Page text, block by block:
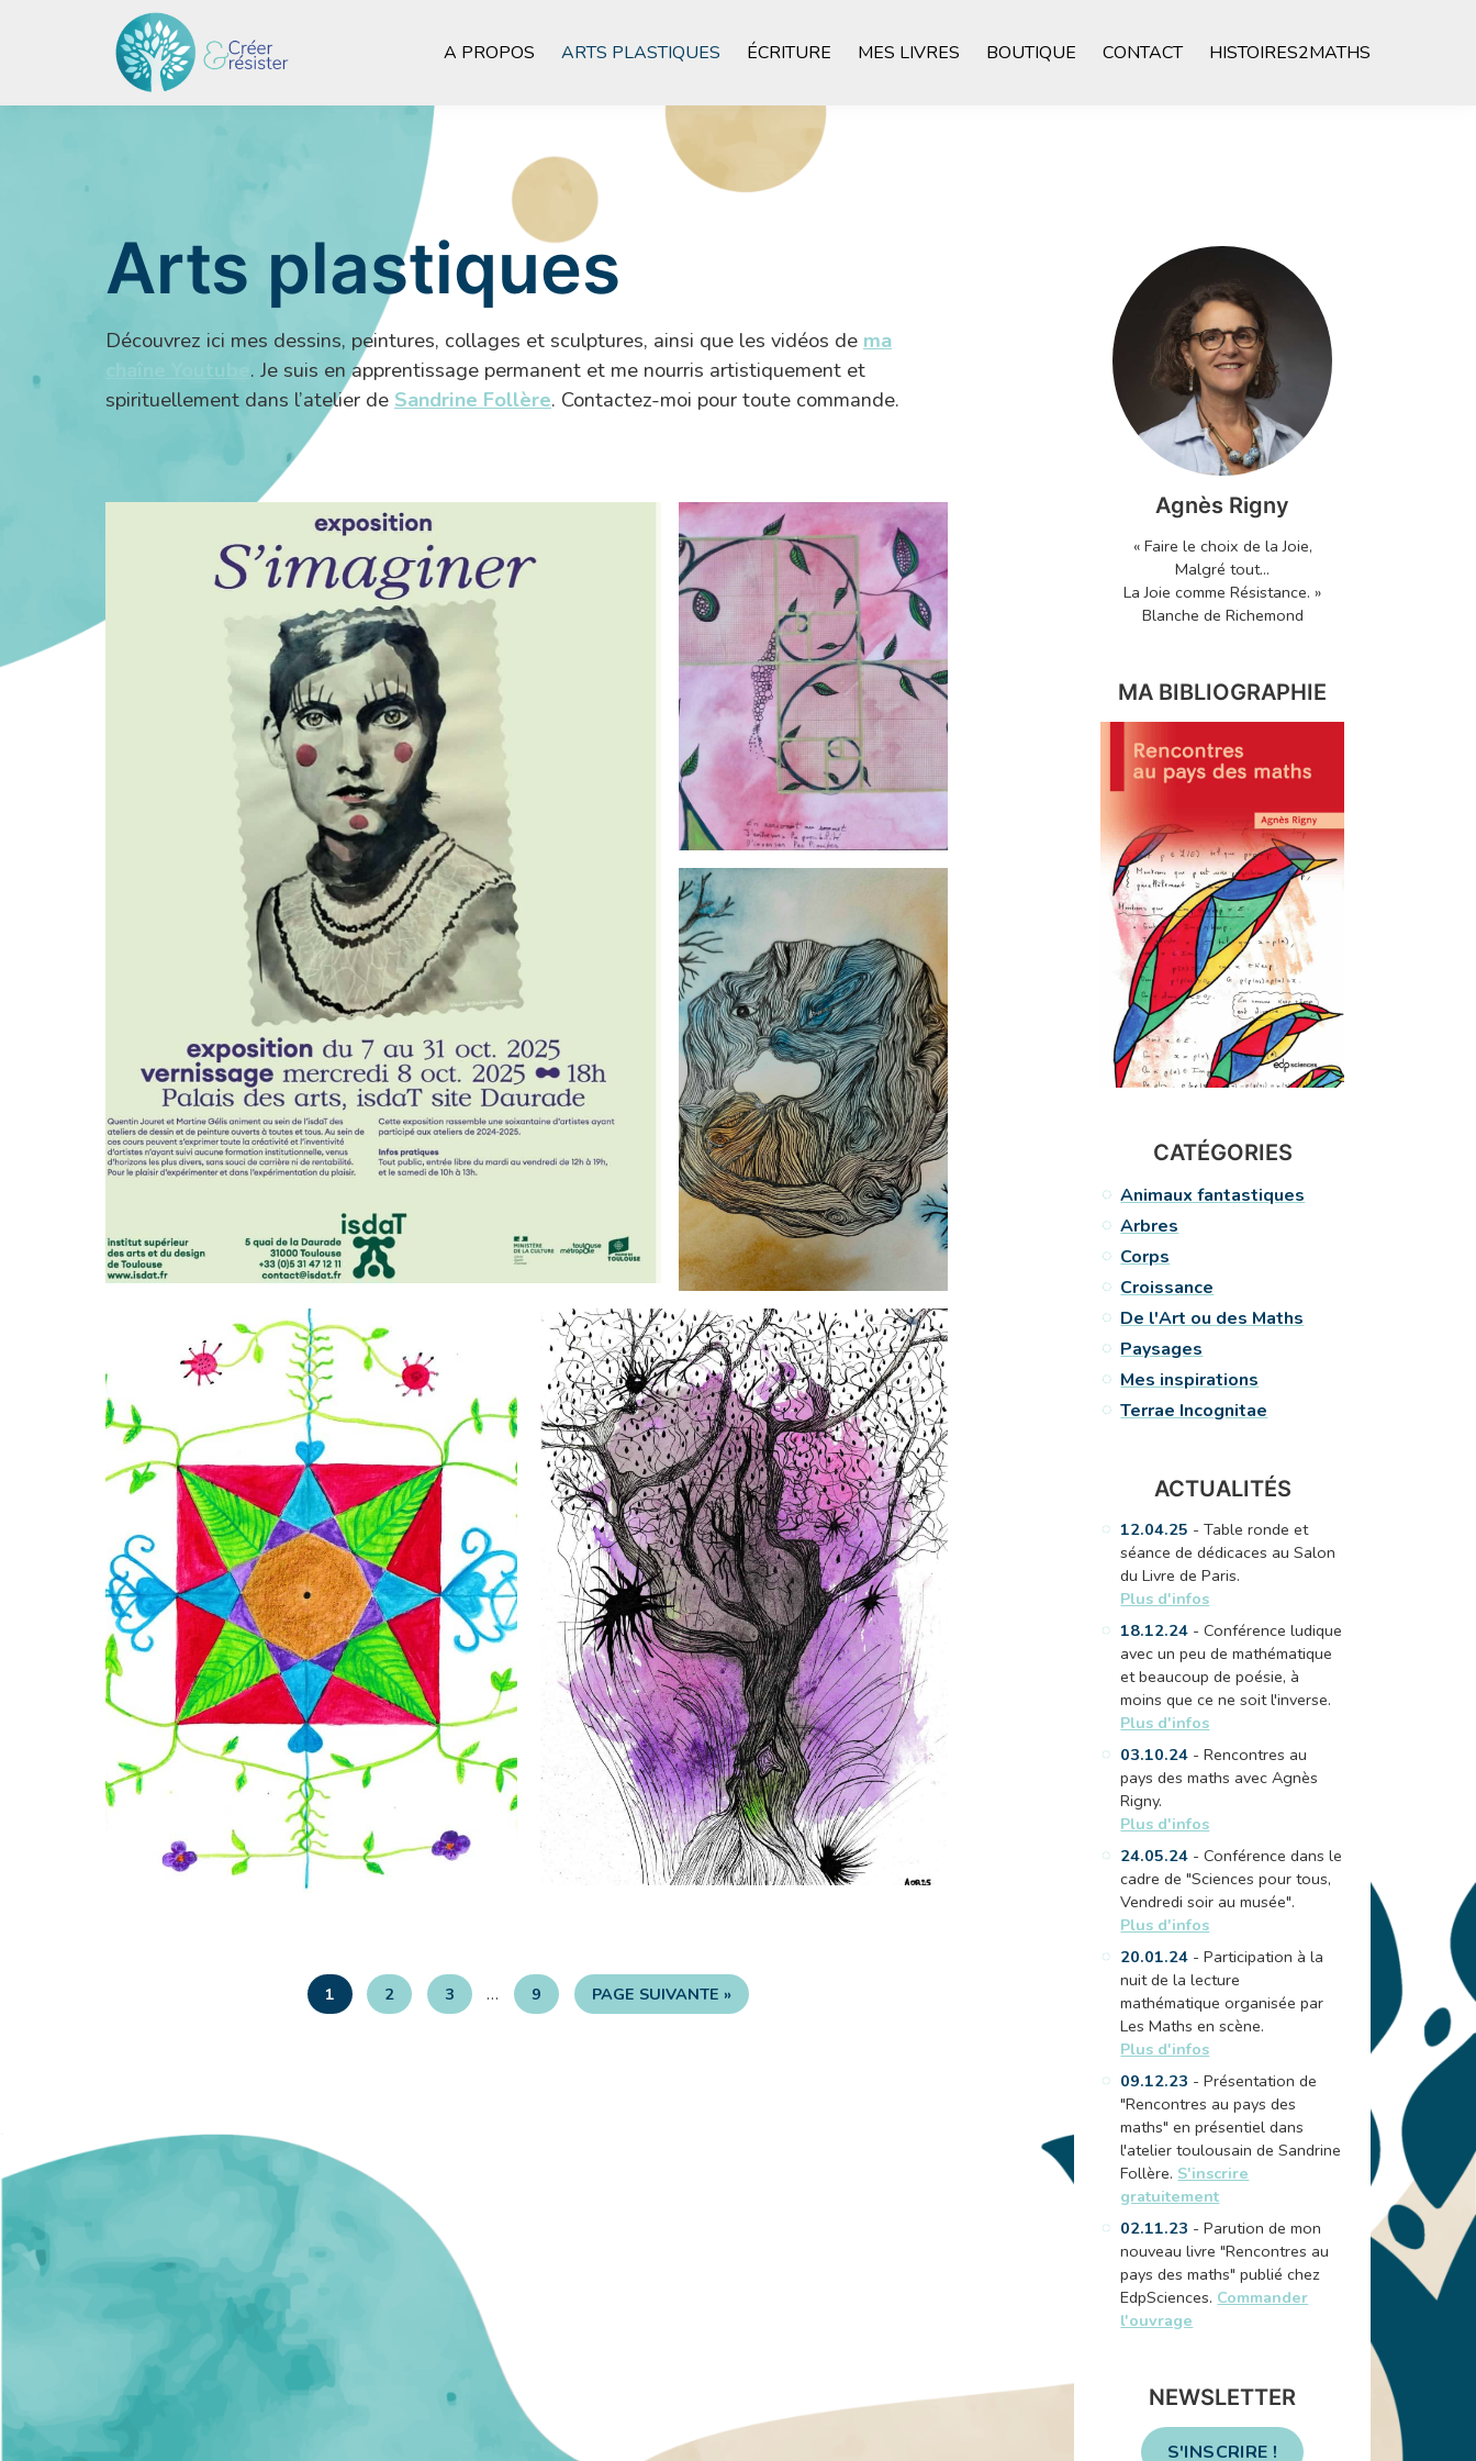
A PROPOS ARTS PLASTIQUES ÉCRITURE MES LIVRES BOUTIQUE CONTACT HISTOIRES2MATHS
Arts plastiques
Découvrez ici mes dessins, peintures, collages et sculptures, ainsi que les vidéos de ma
chaîne Youtube . Je suis en apprentissage permanent et me nourris artistiquement et
spirituellement dans l’atelier de Sandrine Follère. Contactez-moi pour toute commande.
1 2 3 … 9 PAGE SUIVANTE »
Agnès Rigny
« Faire le choix de la Joie,
Malgré tout...
La Joie comme Résistance. »
Blanche de Richemond
MA BIBLIOGRAPHIE
CATÉGORIES
Animaux fantastiques
Arbres
Corps
Croissance
De l'Art ou des Maths
Paysages
Mes inspirations
Terrae Incognitae
ACTUALITÉS
12.04.25 - Table ronde et
séance de dédicaces au Salon
du Livre de Paris.
Plus d'infos
18.12.24 - Conférence ludique
avec un peu de mathématique
et beaucoup de poésie, à
moins que ce ne soit l'inverse.
Plus d'infos
03.10.24 - Rencontres au
pays des maths avec Agnès
Rigny.
Plus d'infos
24.05.24 - Conférence dans le
cadre de "Sciences pour tous,
Vendredi soir au musée".
Plus d'infos
20.01.24 - Participation à la
nuit de la lecture
mathématique organisée par
Les Maths en scène.
Plus d'infos
09.12.23 - Présentation de
"Rencontres au pays des
maths" en présentiel dans
l'atelier toulousain de Sandrine
Follère. S'inscrire
gratuitement
02.11.23 - Parution de mon
nouveau livre "Rencontres au
pays des maths" publié chez
EdpSciences. Commander
l'ouvrage
NEWSLETTER
S'INSCRIRE !